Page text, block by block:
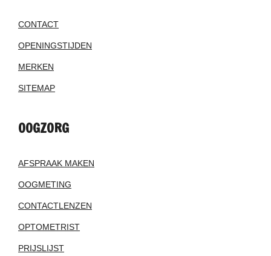
CONTACT
OPENINGSTIJDEN
MERKEN
SITEMAP
OOGZORG
AFSPRAAK MAKEN
OOGMETING
CONTACTLENZEN
OPTOMETRIST
PRIJSLIJST